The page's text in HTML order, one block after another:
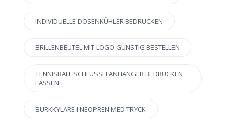
INDIVIDUELLE DOSENKÜHLER BEDRUCKEN
BRILLENBEUTEL MIT LOGO GÜNSTIG BESTELLEN
TENNISBALL SCHLÜSSELANHÄNGER BEDRUCKEN
LASSEN
BURKKYLARE I NEOPREN MED TRYCK